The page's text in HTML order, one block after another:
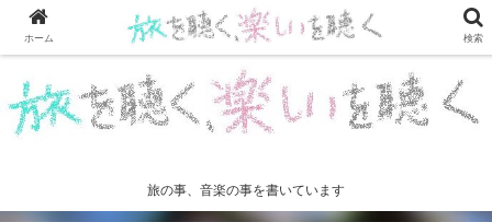
旅の事、音楽の事を書いています
ホーム 検索